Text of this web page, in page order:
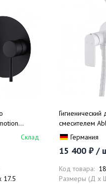
Склад
17.5
смесителем
AF8025W
Германия
15 400 ₽ /
Код товара:
Размеры (Д x